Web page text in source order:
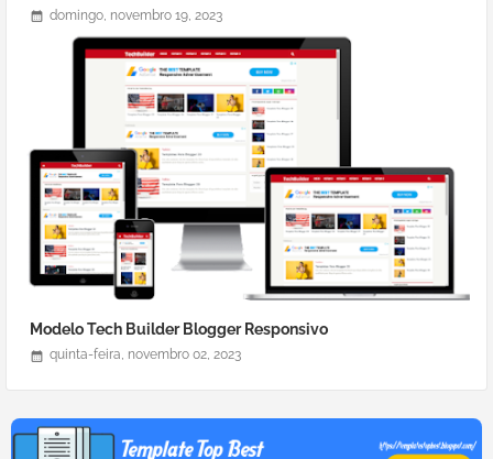
domingo, novembro 19, 2023
Modelo Tech Builder Blogger Responsivo
quinta-feira, novembro 02, 2023